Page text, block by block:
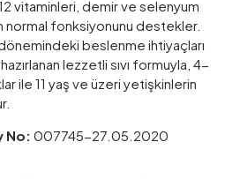
vitaminleri, demir ve selenyum
normal fonksiyonunu destekler.
beslenme ihtiyaçları
lezzetli sıvı formuyla, 4-
ile 11 yaş ve üzeri yetişkinlerin
No: 007745-27.05.2020